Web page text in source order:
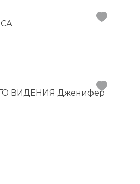
ВИДЕНИЯ Дженифер